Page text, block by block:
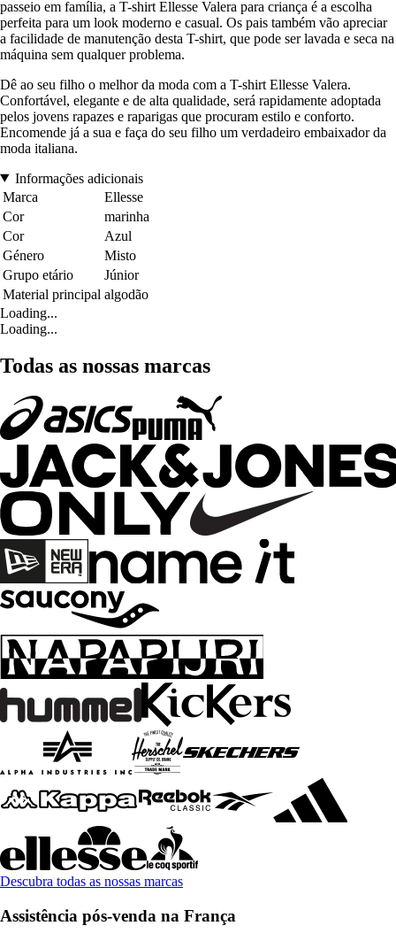
passeio em família, a T-shirt Ellesse Valera para criança é a escolha
perfeita para um look moderno e casual. Os pais também vão apreciar
a facilidade de manutenção desta T-shirt, que pode ser lavada e seca na
máquina sem qualquer problema.
Dê ao seu filho o melhor da moda com a T-shirt Ellesse Valera.
Confortável, elegante e de alta qualidade, será rapidamente adoptada
pelos jovens rapazes e raparigas que procuram estilo e conforto.
Encomende já a sua e faça do seu filho um verdadeiro embaixador da
moda italiana.
Informações adicionais
Marca
Ellesse
Cor
marinha
Cor
Azul
Género
Misto
Grupo etário
Júnior
Material principal algodão
Loading...
Loading...
Todas as nossas marcas
Descubra todas as nossas marcas
Assistência pós-venda na França